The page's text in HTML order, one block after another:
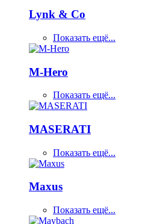
Lynk & Co
Показать ещё...
M-Hero
Показать ещё...
MASERATI
Показать ещё...
Maxus
Показать ещё...